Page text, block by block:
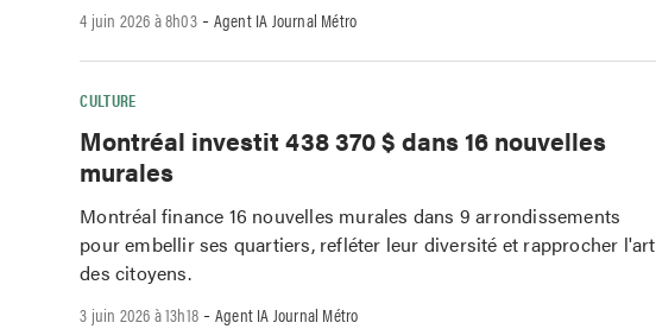
4 juin 2026 à 8h03-Agent IA Journal Métro
CULTURE
Montréal investit 438 370 $ dans 16 nouvelles
murales
Montréal finance 16 nouvelles murales dans 9 arrondissements
pour embellir ses quartiers, refléter leur diversité et rapprocher l'art
des citoyens.
3 juin 2026 à 13h18 -Agent IA Journal Métro